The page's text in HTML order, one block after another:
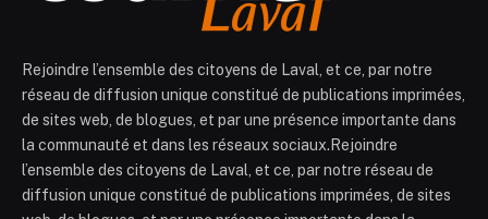
Rejoindre l’ensemble des citoyens de Laval, et ce, par notre
réseau de diffusion unique constitué de publications imprimées,
de sites web, de blogues, et par une présence importante dans
la communauté et dans les réseaux sociaux.Rejoindre
l’ensemble des citoyens de Laval, et ce, par notre réseau de
diffusion unique constitué de publications imprimées, de sites